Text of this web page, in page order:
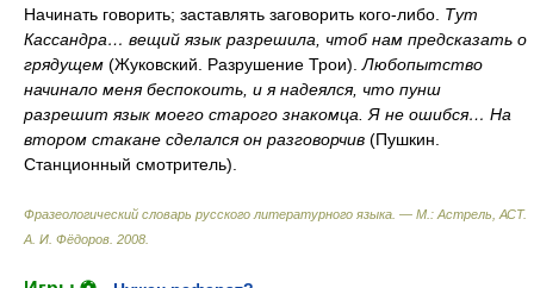
Начинать говорить; заставлять заговорить кого-либо. Тут
Кассандра… вещий язык разрешила, чтоб нам предсказать о
грядущем (Жуковский. Разрушение Трои). Любопытство
начинало меня беспокоить, и я надеялся, что пунш
разрешит язык моего старого знакомца. Я не ошибся… На
втором стакане сделался он разговорчив (Пушкин.
Станционный смотритель).
Фразеологический словарь русского литературного языка. — М.: Астрель, АСТ.
А. И. Фёдоров 2008